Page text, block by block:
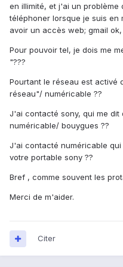
en illimité, et j'ai un
téléphoner lorsque je suis en
avoir un accès web; gmail ok,
Pour pouvoir tel, je dois me
"???
Pourtant le réseau est activé
réseau"/ numéricable ??
J'ai contacté sony, qui me dit
numéricable/ bouygues ??
J'ai contacté numéricable
votre portable sony ??
Bref , comme souvent les
Merci de m'aider.
Citer